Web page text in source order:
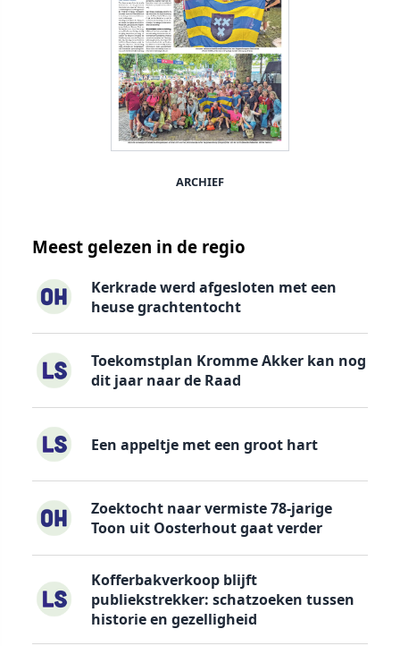
ARCHIEF
Meest gelezen in de regio
Kerkrade werd afgesloten met een
heuse grachtentocht
Toekomstplan Kromme Akker kan nog
dit jaar naar de Raad
Een appeltje met een groot hart
Zoektocht naar vermiste 78-jarige
Toon uit Oosterhout gaat verder
Kofferbakverkoop blijft
publiekstrekker: schatzoeken tussen
historie en gezelligheid